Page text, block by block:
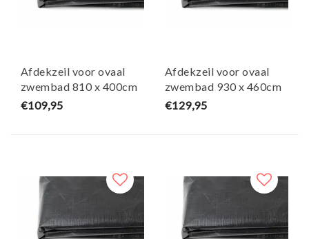
Afdekzeil voor ovaal
zwembad 810 x 400cm
(zeilmaat 870 x 460)
€109,95
Afdekzeil voor ovaal
zwembad 930 x 460cm
(zeilmaat 990 x 520)
€129,95